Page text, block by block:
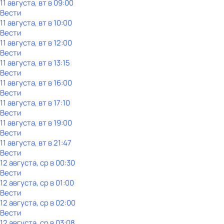
11 августа, вт в 09:00
Вести
11 августа, вт в 10:00
Вести
11 августа, вт в 12:00
Вести
11 августа, вт в 13:15
Вести
11 августа, вт в 16:00
Вести
11 августа, вт в 17:10
Вести
11 августа, вт в 19:00
Вести
11 августа, вт в 21:47
Вести
12 августа, ср в 00:30
Вести
12 августа, ср в 01:00
Вести
12 августа, ср в 02:00
Вести